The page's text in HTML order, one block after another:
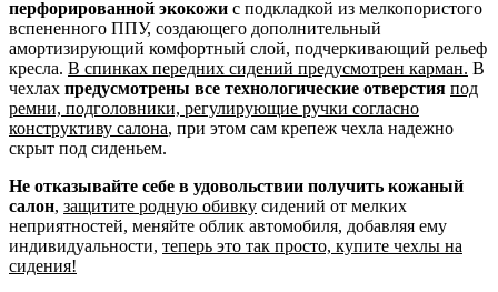
перфорированной экокожи с подкладкой из мелкопористого
вспененного ППУ, создающего дополнительный
амортизирующий комфортный слой, подчеркивающий рельеф
кресла. В спинках передних сидений предусмотрен карман. В
чехлах предусмотрены все технологические отверстия под
ремни, подголовники, регулирующие ручки согласно
конструктиву салона, при этом сам крепеж чехла надежно
скрыт под сиденьем.
Не отказывайте себе в удовольствии получить кожаный
салон, защитите родную обивку сидений от мелких
неприятностей, меняйте облик автомобиля, добавляя ему
индивидуальности, теперь это так просто, купите чехлы на
сидения!